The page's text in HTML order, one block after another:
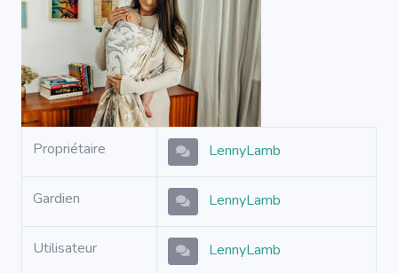
Propriétaire LennyLamb
Gardien LennyLamb
Utilisateur LennyLamb